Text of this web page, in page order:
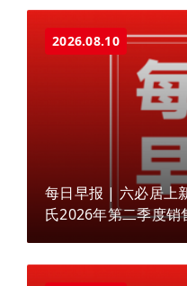
2026.08.10
每日早报 | 六必居上
氏2026年第二季度销